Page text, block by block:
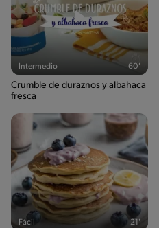
Intermedio 60'
Crumble de duraznos y albahaca
fresca
Fácil 21'